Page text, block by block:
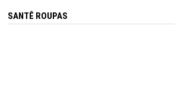
SANTÊ ROUPAS